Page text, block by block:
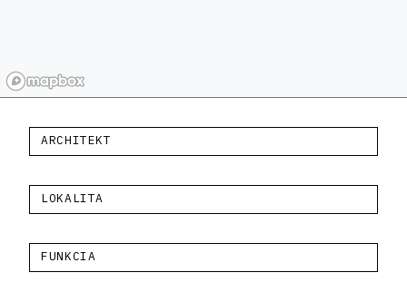
ARCHITEKT
LOKALITA
FUNKCIA